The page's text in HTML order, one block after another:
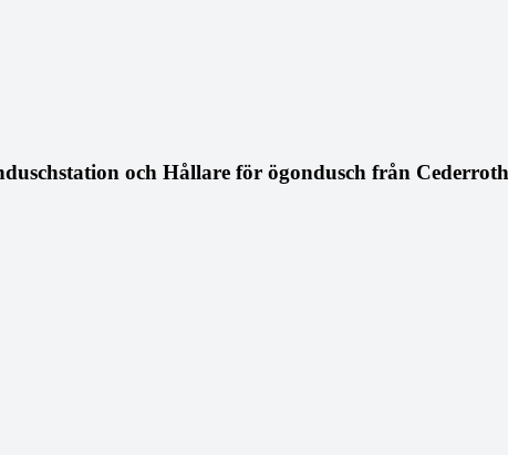
och Hållare för ögondusch från